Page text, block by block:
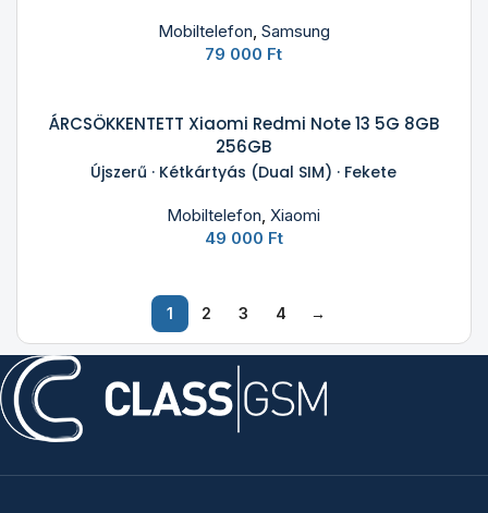
Mobiltelefon, Samsung
79 000 Ft
ÁRCSÖKKENTETT Xiaomi Redmi Note 13 5G 8GB
256GB
Újszerű · Kétkártyás (Dual SIM) · Fekete
Mobiltelefon,Xiaomi
49 000 Ft
1 2 3 4 →